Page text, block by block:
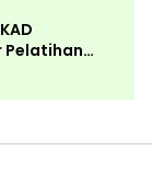
Pelatihan